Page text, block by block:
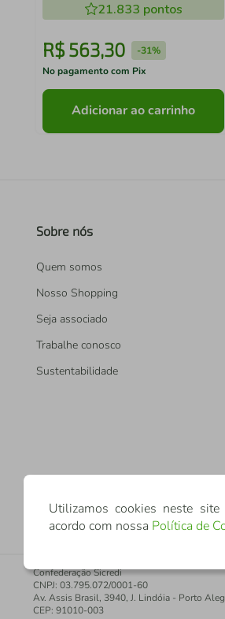
21.833 pontos
R$ 563,30 -31%
No pagamento com Pix
Adicionar ao carrinho
Sobre nós
Quem somos
Nosso Shopping
Seja associado
Trabalhe conosco
Sustentabilidade
Confederação Sicredi
CNPJ: 03.795.072/0001-60
Av. Assis Brasil, 3940, J. Lindóia - Porto
CEP: 91010-003
Utilizamos cookies neste
acordo com nossa Política de